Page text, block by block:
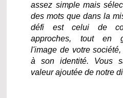
assez simple mais
des mots que dans la
défi est celui de
approches, tout en
l'image de votre
à son identité. Vous
valeur ajoutée de notre